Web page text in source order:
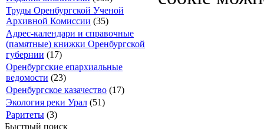
Труды Оренбургской Ученой
Архивной Комиссии (35)
Адрес-календари и справочные
(памятные) книжки Оренбургской
губернии (17)
Оренбургские епархиальные
ведомости (23)
Оренбургское казачество (17)
Экология реки Урал (51)
Раритеты (3)
Быстрый поиск